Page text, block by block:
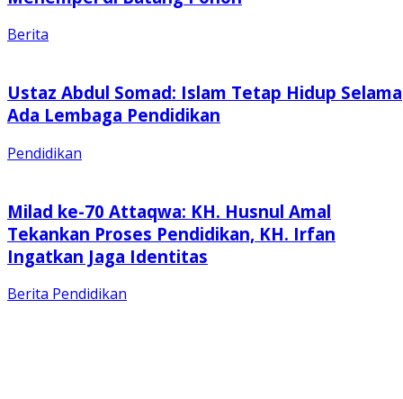
Berita
Ustaz Abdul Somad: Islam Tetap Hidup Selama
Ada Lembaga Pendidikan
Pendidikan
Milad ke-70 Attaqwa: KH. Husnul Amal
Tekankan Proses Pendidikan, KH. Irfan
Ingatkan Jaga Identitas
Berita Pendidikan